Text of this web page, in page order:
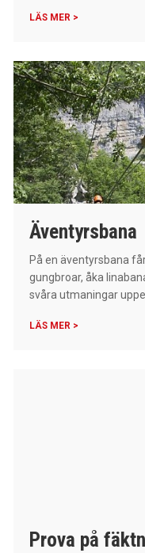
LÄS MER >
Äventyrsbana
På en äventyrsbana
gungbroar, åka
svåra utmaningar
LÄS MER >
Prova på